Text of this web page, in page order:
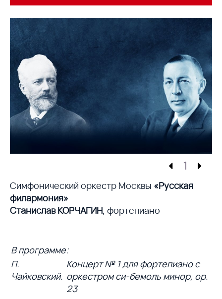
1
Симфонический оркестр Москвы «Русская
филармония»
Станислав КОРЧАГИН, фортепиано
В программе:
П.
Чайковский.
Концерт № 1 для фортепиано с
оркестром си-бемоль минор, op.
23